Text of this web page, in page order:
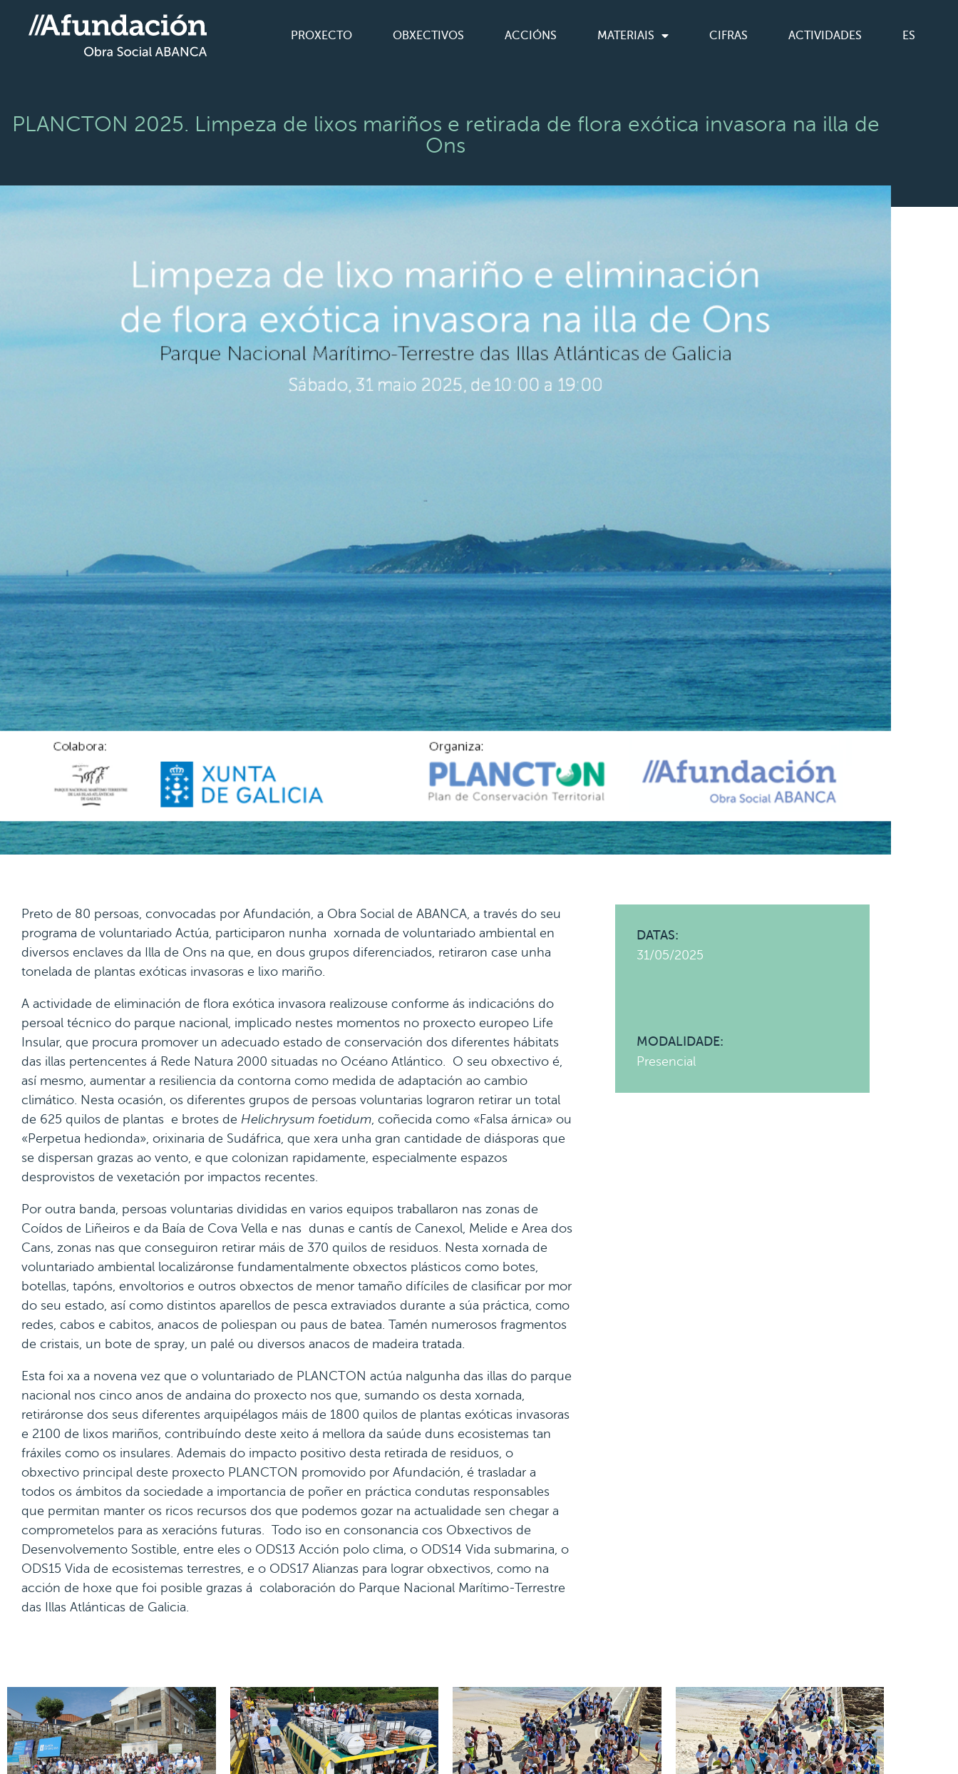
PROXECTO OBXECTIVOS ACCIÓNS MATERIAIS CIFRAS ACTIVIDADES ES
PLANCTON 2025. Limpeza de lixos mariños e retirada de flora exótica invasora na illa de
Ons
Preto de 80 persoas, convocadas por Afundación, a Obra Social de ABANCA, a través do seu
programa de voluntariado Actúa, participaron nunha xornada de voluntariado ambiental en
diversos enclaves da Illa de Ons na que, en dous grupos diferenciados, retiraron case unha
tonelada de plantas exóticas invasoras e lixo mariño.
A actividade de eliminación de flora exótica invasora realizouse conforme ás indicacións do
persoal técnico do parque nacional, implicado nestes momentos no proxecto europeo Life
Insular, que procura promover un adecuado estado de conservación dos diferentes hábitats
das illas pertencentes á Rede Natura 2000 situadas no Océano Atlántico. O seu obxectivo é,
así mesmo, aumentar a resiliencia da contorna como medida de adaptación ao cambio
climático. Nesta ocasión, os diferentes grupos de persoas voluntarias lograron retirar un total
de 625 quilos de plantas e brotes de Helichrysum foetidum , coñecida como «Falsa árnica» ou
«Perpetua hedionda», orixinaria de Sudáfrica, que xera unha gran cantidade de diásporas que
se dispersan grazas ao vento, e que colonizan rapidamente, especialmente espazos
desprovistos de vexetación por impactos recentes.
Por outra banda, persoas voluntarias divididas en varios equipos traballaron nas zonas de
Coídos de Liñeiros e da Baía de Cova Vella e nas dunas e cantís de Canexol, Melide e Area dos
Cans, zonas nas que conseguiron retirar máis de 370 quilos de residuos. Nesta xornada de
voluntariado ambiental localizáronse fundamentalmente obxectos plásticos como botes,
botellas, tapóns, envoltorios e outros obxectos de menor tamaño difíciles de clasificar por mor
do seu estado, así como distintos aparellos de pesca extraviados durante a súa práctica, como
redes, cabos e cabitos, anacos de poliespan ou paus de batea. Tamén numerosos fragmentos
de cristais, un bote de spray, un palé ou diversos anacos de madeira tratada.
Esta foi xa a novena vez que o voluntariado de PLANCTON actúa nalgunha das illas do parque
nacional nos cinco anos de andaina do proxecto nos que, sumando os desta xornada,
retiráronse dos seus diferentes arquipélagos máis de 1800 quilos de plantas exóticas invasoras
e 2100 de lixos mariños, contribuíndo deste xeito á mellora da saúde duns ecosistemas tan
fráxiles como os insulares. Ademais do impacto positivo desta retirada de residuos, o
obxectivo principal deste proxecto PLANCTON promovido por Afundación, é trasladar a
todos os ámbitos da sociedade a importancia de poñer en práctica condutas responsables
que permitan manter os ricos recursos dos que podemos gozar na actualidade sen chegar a
comprometelos para as xeracións futuras. Todo iso en consonancia cos Obxectivos de
Desenvolvemento Sostible, entre eles o ODS13 Acción polo clima, o ODS14 Vida submarina, o
ODS15 Vida de ecosistemas terrestres, e o ODS17 Alianzas para lograr obxectivos, como na
acción de hoxe que foi posible grazas á colaboración do Parque Nacional Marítimo-Terrestre
das Illas Atlánticas de Galicia.
DATAS:
31/05/2025
MODALIDADE:
Presencial